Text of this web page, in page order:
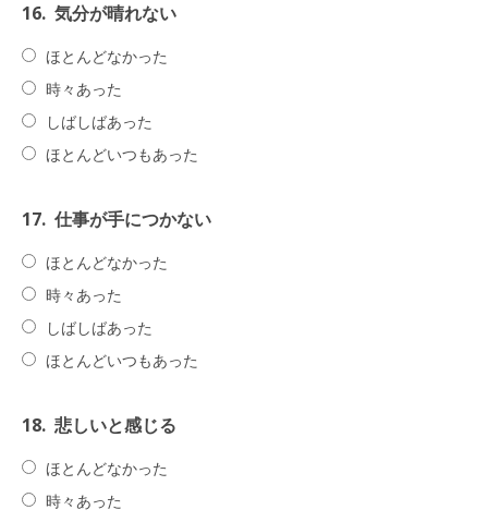
16. 気分が晴れない
ほとんどなかった
時々あった
しばしばあった
ほとんどいつもあった
17. 仕事が手につかない
ほとんどなかった
時々あった
しばしばあった
ほとんどいつもあった
18. 悲しいと感じる
ほとんどなかった
時々あった